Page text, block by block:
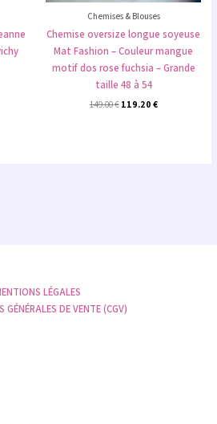
Chemises & Blouses
Chemise oversize longue soyeuse
Mat Fashion – Couleur mangue
motif dos rose fuchsia – Grande
taille 48 à 54
149.00€ 119.20 €
LÉGALES
GÉNÉRALES DE VENTE (CGV)